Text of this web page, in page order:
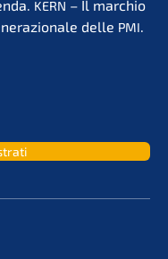
KERN – Il marchio
delle PMI